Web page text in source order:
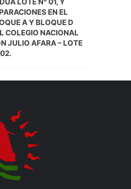
EN EL
A Y BLOQUE D
COLEGIO NACIONAL
JULIO AFARA – LOTE